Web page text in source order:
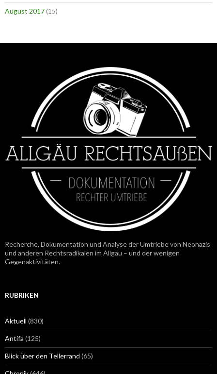
August 2017(15)
Recherche, Dokumentation und Analyse der Umtriebe von Neonazis
und anderen Rechtsradikalen im Allgäu – und der wenigen
Gegenaktivitäten.
RUBRIKEN
Aktuell (830)
Antifa (125)
Blick über den Tellerrand (65)